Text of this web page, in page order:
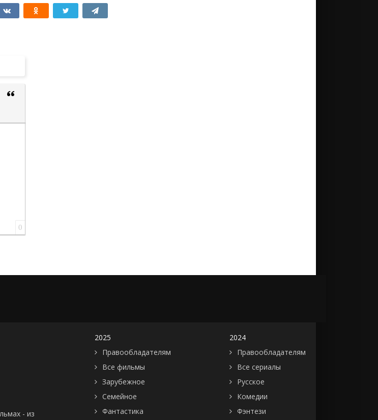
0
- из
2025
Правообладателям
Все фильмы
Зарубежное
Семейное
Фантастика
2024
Правообладателям
Все сериалы
Русское
Комедии
Фэнтези